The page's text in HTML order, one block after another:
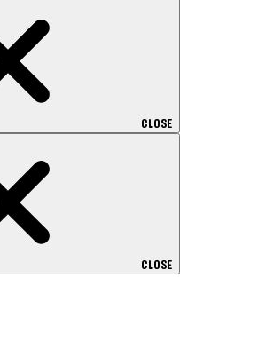
CLOSE
CLOSE